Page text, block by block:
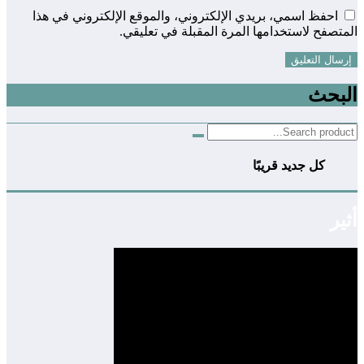
احفظ اسمي، بريدي الإلكتروني، والموقع الإلكتروني في هذا
المتصفح لاستخدامها المرة المقبلة في تعليقي.
البحث
كل جديد قريبًا